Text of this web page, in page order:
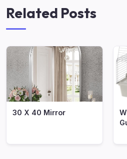
Related Posts
30 X 40 Mirror